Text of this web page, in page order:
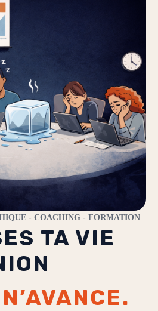
- COACHING - FORMATION
TA VIE